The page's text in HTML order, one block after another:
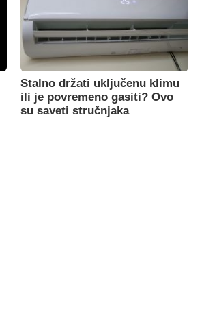
Stalno držati uključenu klimu
ili je povremeno gasiti? Ovo
su saveti stručnjaka